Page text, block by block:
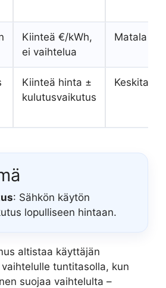
Kiinteä €/kWh,
ei vaihtelua
Matala
Kiinteä hinta ±
kulutusvaikutus
Keskitaso
: Sähkön käytön
lopulliseen hintaan.
altistaa käyttäjän
tuntitasolla, kun
suojaa vaihtelulta –